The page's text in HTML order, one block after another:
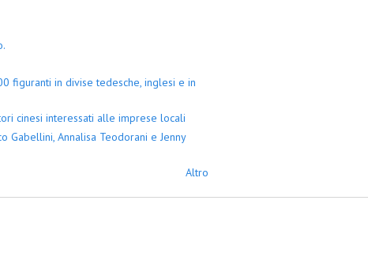
figuranti in divise tedesche, inglesi e in
cinesi interessati alle imprese locali
Gabellini, Annalisa Teodorani e Jenny
Altro